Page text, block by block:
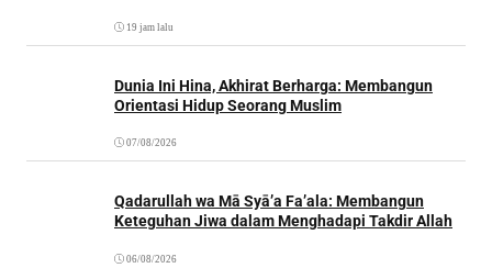
19 jam lalu
Dunia Ini Hina, Akhirat Berharga: Membangun
Orientasi Hidup Seorang Muslim
07/08/2026
Qadarullah wa Mā Syā’a Fa’ala: Membangun
Keteguhan Jiwa dalam Menghadapi Takdir Allah
06/08/2026